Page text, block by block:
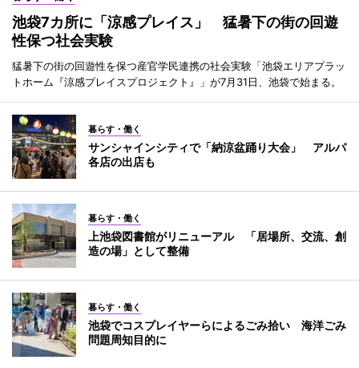
池袋7カ所に「涼感プレイス」 猛暑下の街の回遊
性保つ社会実験
猛暑下の街の回遊性を保つ産官学民連携の社会実験「池袋エリアプラッ
トホーム『涼感プレイスプロジェクト』」が7月31日、池袋で始まる。
暮らす・働く
サンシャインシティで「納涼盆踊り大会」 アルパ
各店の出店も
暮らす・働く
上池袋図書館がリニューアル 「居場所、交流、創
造の場」として整備
暮らす・働く
池袋でコスプレイヤーらによるごみ拾い 海洋ごみ
問題周知目的に